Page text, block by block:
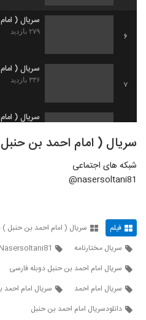
6
سریال (
۲۷۹ بازدید
7
سریال (
۳۳۶ بازدید
سریال (
9
10
۲۹۲ بازدید
سریال
۱۲۵ بازدید
سریال (
سریال ( امام احمد بن
شبکه های اجتماعی
nasersoltani81@
فیلم سریال ( امام احمد بن حنبل )
سریال مختارنامه
Nasersoltani81
سریال امام احمد بن حنبل دوبله فارسی
سریال امام احمد
سریال امام
دانلودسریال امام احمد بن حنبل